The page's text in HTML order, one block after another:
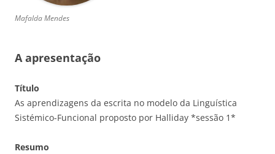
Mafalda Mendes
A apresentação
Título
As aprendizagens da escrita no modelo da Linguística
Sistémico-Funcional proposto por Halliday *sessão 1*
Resumo